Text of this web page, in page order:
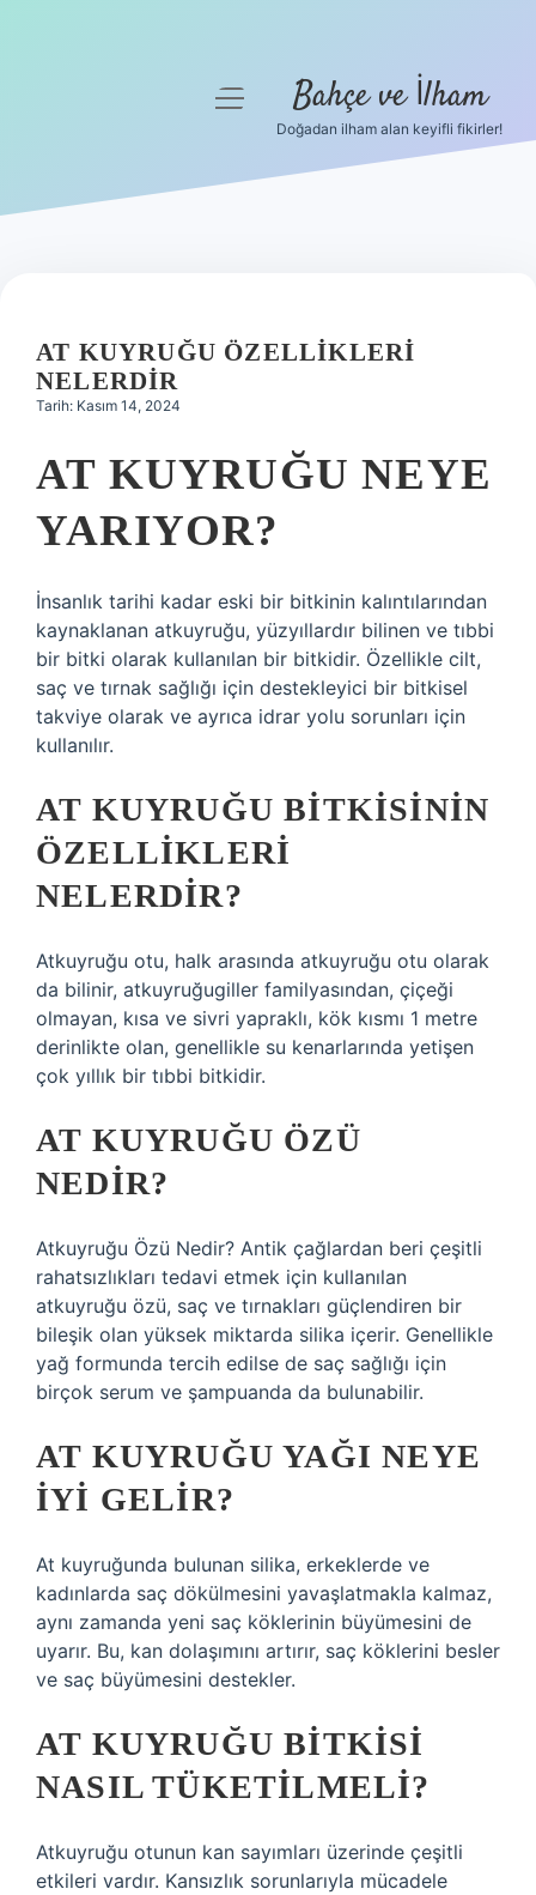
Hakkımızda
menüyü
Bahçe ve İlham
Doğadan ilham alan keyifli fikirler!
AT KUYRUĞU ÖZELLIKLERI
NELERDIR
Tarih: Kasım 14, 2024
AT KUYRUĞU NEYE
YARIYOR?
İnsanlık tarihi kadar eski bir bitkinin kalıntılarından
kaynaklanan atkuyruğu, yüzyıllardır bilinen ve tıbbi
bir bitki olarak kullanılan bir bitkidir. Özellikle cilt,
saç ve tırnak sağlığı için destekleyici bir bitkisel
takviye olarak ve ayrıca idrar yolu sorunları için
kullanılır.
AT KUYRUĞU BITKISININ
ÖZELLIKLERI
NELERDIR?
Atkuyruğu otu, halk arasında atkuyruğu otu olarak
da bilinir, atkuyruğugiller familyasından, çiçeği
olmayan, kısa ve sivri yapraklı, kök kısmı 1 metre
derinlikte olan, genellikle su kenarlarında yetişen
çok yıllık bir tıbbi bitkidir.
AT KUYRUĞU ÖZÜ
NEDIR?
Atkuyruğu Özü Nedir? Antik çağlardan beri çeşitli
rahatsızlıkları tedavi etmek için kullanılan
atkuyruğu özü, saç ve tırnakları güçlendiren bir
bileşik olan yüksek miktarda silika içerir. Genellikle
yağ formunda tercih edilse de saç sağlığı için
birçok serum ve şampuanda da bulunabilir.
AT KUYRUĞU YAĞI NEYE
IYI GELIR?
At kuyruğunda bulunan silika, erkeklerde ve
kadınlarda saç dökülmesini yavaşlatmakla kalmaz,
aynı zamanda yeni saç köklerinin büyümesini de
uyarır. Bu, kan dolaşımını artırır, saç köklerini besler
ve saç büyümesini destekler.
AT KUYRUĞU BITKISI
NASIL TÜKETILMELI?
Atkuyruğu otunun kan sayımları üzerinde çeşitli
etkileri vardır. Kansızlık sorunlarıyla mücadele